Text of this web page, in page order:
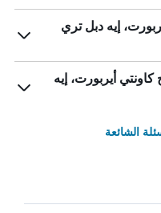
إيه دبل تري
أيربورت، إيه
الشائعة